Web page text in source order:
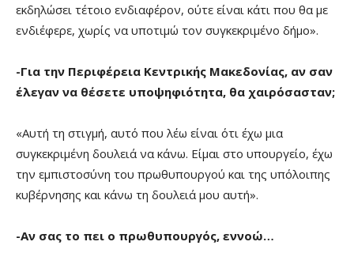
εκδηλώσει τέτοιο ενδιαφέρον, ούτε είναι κάτι που θα με
ενδιέφερε, χωρίς να υποτιμώ τον συγκεκριμένο δήμο».
-Για την Περιφέρεια Κεντρικής Μακεδονίας, αν σαν
έλεγαν να θέσετε υποψηφιότητα, θα χαιρόσασταν;
«Αυτή τη στιγμή, αυτό που λέω είναι ότι έχω μια
συγκεκριμένη δουλειά να κάνω. Είμαι στο υπουργείο, έχω
την εμπιστοσύνη του πρωθυπουργού και της υπόλοιπης
κυβέρνησης και κάνω τη δουλειά μου αυτή».
-Αν σας το πει ο πρωθυπουργός, εννοώ…